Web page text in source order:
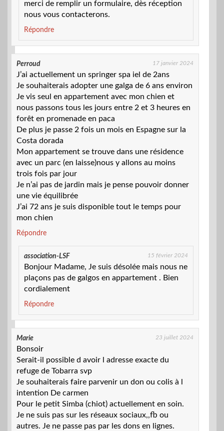
merci de remplir un formulaire, dès réception
nous vous contacterons.
Répondre
Perroud 17 janvier 2024
J’ai actuellement un springer spa iel de 2ans
Je souhaiterais adopter une galga de 6 ans environ
Je vis seul en appartement avec mon chien et
nous passons tous les jours entre 2 et 3 heures en
forêt en promenade en paca
De plus je passe 2 fois un mois en Espagne sur la
Costa dorada
Mon appartement se trouve dans une résidence
avec un parc (en laisse)nous y allons au moins
trois fois par jour
Je n’ai pas de jardin mais je pense pouvoir donner
une vie équilibrée
J’ai 72 ans je suis disponible tout le temps pour
mon chien
Répondre
association-LSF 15 février 2024
Bonjour Madame, Je suis désolée mais nous ne
plaçons pas de galgos en appartement . Bien
cordialement
Répondre
Marie 23 juillet 2024
Bonsoir
Serait-il possible d avoir l adresse exacte du
refuge de Tobarra svp
Je souhaiterais faire parvenir un don ou colis à l
intention De carmen
Pour le petit Simba (chiot) actuellement en soin.
Je ne suis pas sur les réseaux sociaux,,fb ou
autres. Je ne passe pas par les dons en lignes.